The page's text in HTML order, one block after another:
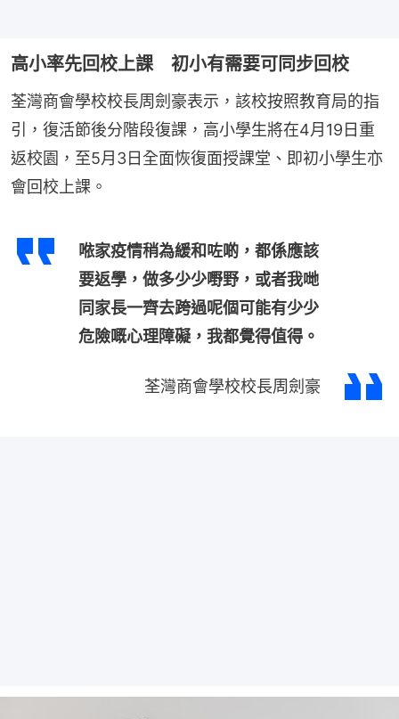
高小率先回校上課 初小有需要可同步回校
荃灣商會學校校長周劍豪表示，該校按照教育局的指
引，復活節後分階段復課，高小學生將在4月19日重
返校園，至5月3日全面恢復面授課堂、即初小學生亦
會回校上課。
𠵱家疫情稍為緩和咗啲，都係應該
要返學，做多少少嘢野，或者我哋
同家長一齊去跨過呢個可能有少少
危險嘅心理障礙，我都覺得值得。
荃灣商會學校校長周劍豪